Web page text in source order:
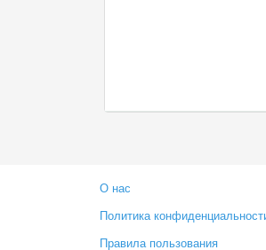
О нас
Политика
Правила пользования